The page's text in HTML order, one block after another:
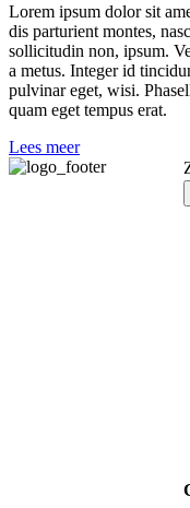
Lorem ipsum dolor sit
dis parturient montes,
sollicitudin non, ipsum.
a metus. Integer id
pulvinar eget, wisi.
quam eget tempus erat.
Lees meer